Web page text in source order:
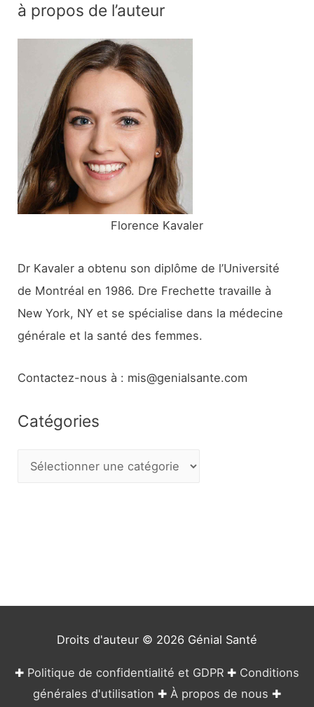
h
:
à propos de l’auteur
Florence Kavaler
Dr Kavaler a obtenu son diplôme de l’Université
de Montréal en 1986. Dre Frechette travaille à
New York, NY et se spécialise dans la médecine
générale et la santé des femmes.
Contactez-nous à : mis@genialsante.com
Catégories
Droits d'auteur © 2026 Génial Santé
✚ Politique de confidentialité et GDPR ✚ Conditions
générales d'utilisation ✚ À propos de nous ✚